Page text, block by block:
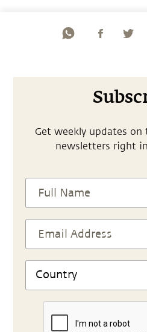
Get weekly updates
newsletters right